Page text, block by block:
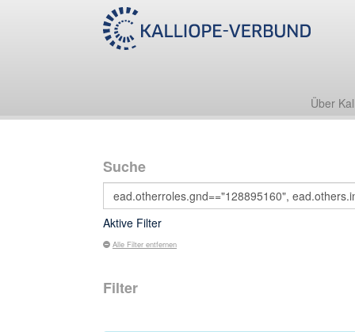
Über
Suche
Aktive Filter
Alle Filter entfernen
Filter